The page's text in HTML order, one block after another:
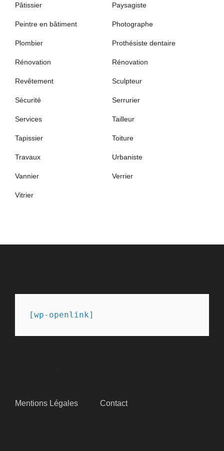
Pâtissier Paysagiste
Peintre en bâtiment Photographe
Plombier Prothésiste dentaire
Rénovation Rénovation
Revêtement Sculpteur
Sécurité Serrurier
Services Tailleur
Tapissier Toiture
Travaux Urbaniste
Vannier Verrier
Vitrier
[wp-openlink]
Mentions Légales Contact